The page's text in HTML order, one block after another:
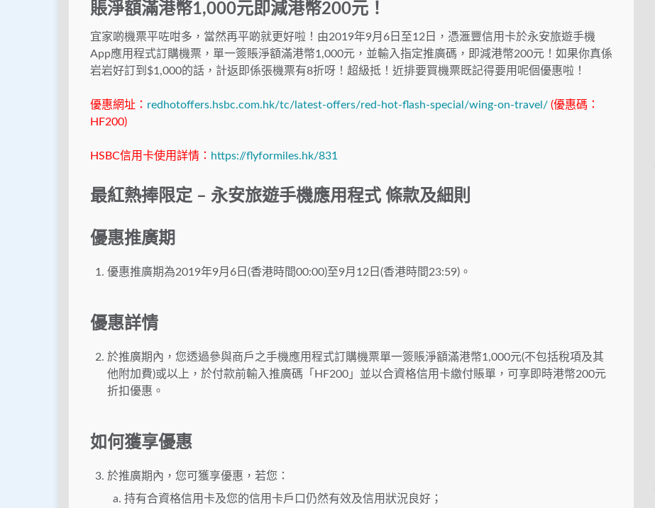
賬淨額滿港幣1,000元即減港幣200元！
宜家啲機票平咗咁多，當然再平啲就更好啦！由2019年9月6日至12日，憑滙豐信用卡於永安旅遊手機
App應用程式訂購機票，單一簽賬淨額滿港幣1,000元，並輸入指定推廣碼，即減港幣200元！如果你真係
岩岩好訂到$1,000的話，計返即係張機票有8折呀！超級抵！近排要買機票既記得要用呢個優惠啦！
優惠網址： redhotoffers.hsbc.com.hk/tc/latest-offers/red-hot-flash-special/wing-on-travel/ (優惠碼：
HF200)
HSBC信用卡使用詳情： https://flyformiles.hk/831
最紅熱捧限定 – 永安旅遊手機應用程式 條款及細則
優惠推廣期
優惠推廣期為2019年9月6日(香港時間00:00)至9月12日(香港時間23:59)。
優惠詳情
於推廣期內，您透過參與商戶之手機應用程式訂購機票單一簽賬淨額滿港幣1,000元(不包括稅項及其
他附加費)或以上，於付款前輸入推廣碼「HF200」並以合資格信用卡繳付賬單，可享即時港幣200元
折扣優惠。
如何獲享優惠
於推廣期內，您可獲享優惠，若您：
持有合資格信用卡及您的信用卡戶口仍然有效及信用狀況良好；